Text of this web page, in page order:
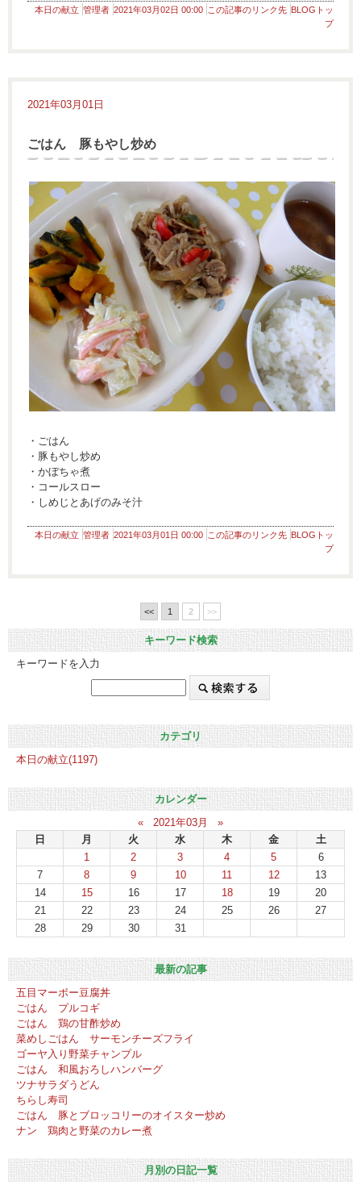
本日の献立 管理者 2021年03月02日 00:00 この記事のリンク先 BLOGトッ
プ
2021年03月01日
ごはん 豚もやし炒め
・ごはん
・豚もやし炒め
・かぼちゃ煮
・コールスロー
・しめじとあげのみそ汁
本日の献立 管理者 2021年03月01日 00:00 この記事のリンク先 BLOGトッ
プ
<< 1 2 >>
キーワード検索
キーワードを入力
カテゴリ
本日の献立(1197)
カレンダー
«
2021年03月
»
日
月 火 水 木 金
土
1
2 3 4 5
6
7
8 9 10 11 12
13
14
15 16 17 18 19
20
21
22 23 24 25 26
27
28
29 30 31
最新の記事
五目マーボー豆腐丼
ごはん プルコギ
ごはん 鶏の甘酢炒め
菜めしごはん サーモンチーズフライ
ゴーヤ入り野菜チャンプル
ごはん 和風おろしハンバーグ
ツナサラダうどん
ちらし寿司
ごはん 豚とブロッコリーのオイスター炒め
ナン 鶏肉と野菜のカレー煮
月別の日記一覧